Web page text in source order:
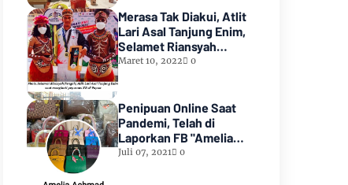
Merasa Tak Diakui, Atlit
Lari Asal Tanjung Enim,
Selamet Riansyah
Sukses di Papua dan
Maret 10, 2022 0
Penipuan Online Saat
Pandemi, Telah di
Laporkan FB "Amelia
Achmad"
Juli 07, 2021 0